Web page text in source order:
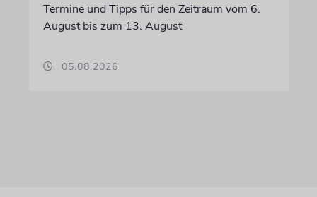
Termine und Tipps für den Zeitraum vom 6.
August bis zum 13. August
05.08.2026